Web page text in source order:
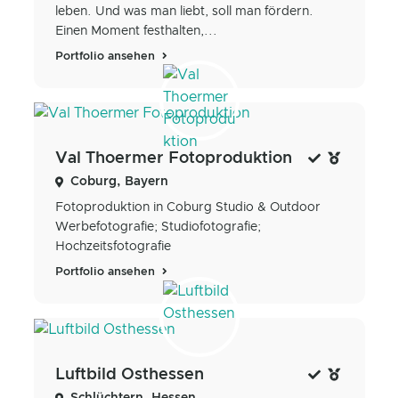
leben. Und was man liebt, soll man fördern.
Einen Moment festhalten,...
Portfolio ansehen
Val Thoermer Fotoproduktion
Coburg, Bayern
Fotoproduktion in Coburg Studio & Outdoor
Werbefotografie; Studiofotografie;
Hochzeitsfotografie
Portfolio ansehen
Luftbild Osthessen